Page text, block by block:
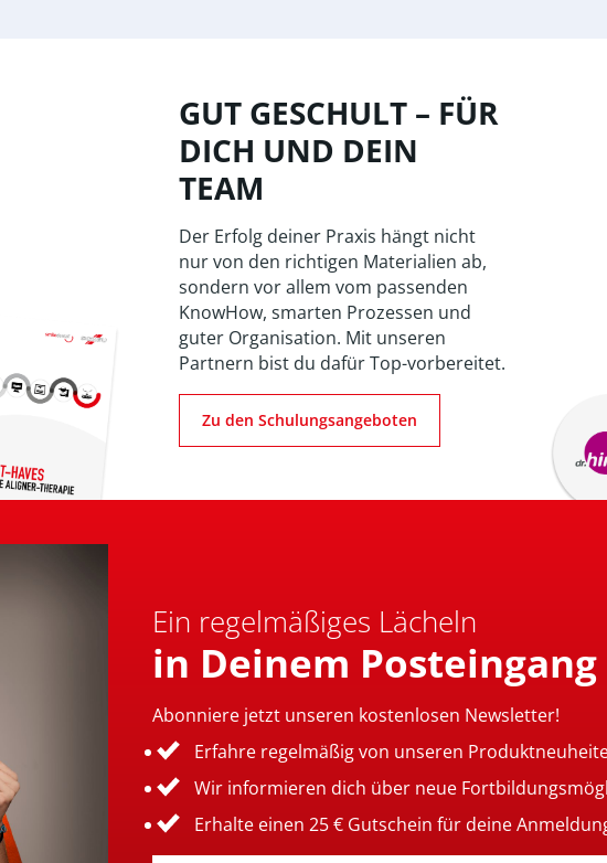
GUT GESCHULT – FÜR
DICH UND DEIN
TEAM
Der Erfolg deiner Praxis hängt nicht
nur von den richtigen Materialien ab,
sondern vor allem vom passenden
KnowHow, smarten Prozessen und
guter Organisation. Mit unseren
Partnern bist du dafür Top-vorbereitet.
Zu den Schulungsangeboten
Ein regelmäßiges Lächeln
in Deinem Posteingang
Abonniere jetzt unseren kostenlosen Newsletter!
Erfahre regelmäßig von unseren
Wir informieren dich über neue
Erhalte einen 25 € Gutschein für deine